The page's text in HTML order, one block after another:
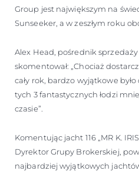
Group jest największym na
Sunseeker, a w zeszłym roku
Alex Head, pośrednik sprzedaży
skomentował: „Chociaż
cały rok, bardzo wyjątkowe
tych 3 fantastycznych łodzi
czasie”.
Komentując jacht 116 „MR K.
Dyrektor Grupy Brokerskiej,
najbardziej wyjątkowych jachtów